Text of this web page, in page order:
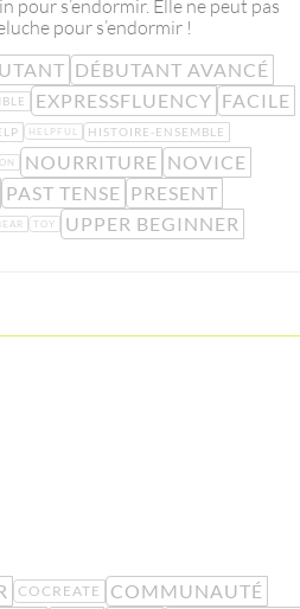
pour s’endormir. Elle ne peut pas
pour s’endormir !
DÉBUTANT AVANCÉ
EXPRESSFLUENCY FACILE
HELPFUL HISTOIRE-ENSEMBLE
NOURRITURE NOVICE
PAST TENSE PRESENT
TOY UPPER BEGINNER
COCREATE
COMMUNAUTÉ